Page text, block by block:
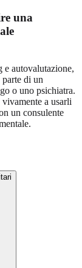
una
autovalutazione,
di un
o uno psichiatra.
a usarli
un consulente